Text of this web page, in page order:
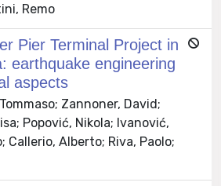
Remo
Pier Terminal Project in
earthquake engineering
aspects
Zannoner, David;
Popović, Nikola; Ivanović,
Callerio, Alberto; Riva, Paolo;